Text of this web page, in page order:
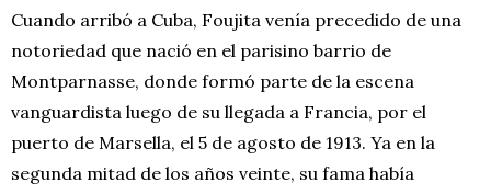
Cuando arribó a Cuba, Foujita venía precedido de una
notoriedad que nació en el parisino barrio de
Montparnasse, donde formó parte de la escena
vanguardista luego de su llegada a Francia, por el
puerto de Marsella, el 5 de agosto de 1913. Ya en la
segunda mitad de los años veinte, su fama había